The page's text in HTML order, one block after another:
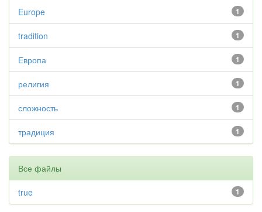
1
Europe
1
tradition
1
Европа
1
религия
1
сложность
1
традиция
Все файлы
1
true